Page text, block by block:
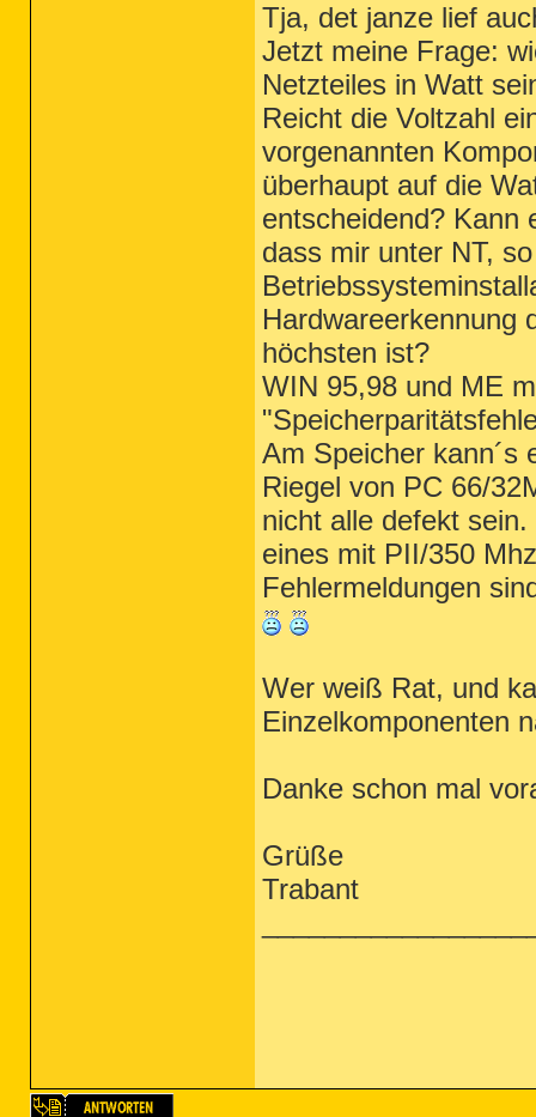
Tja, det janze lief
Jetzt meine Frage:
Netzteiles in Watt
Reicht die Voltzahl
vorgenannten
überhaupt auf die
entscheidend? Kann
dass mir unter NT,
Hardwareerkennung
höchsten ist?
WIN 95,98 und ME
Am Speicher kann´s
Riegel von PC 66/
nicht alle defekt
eines mit PII/350
Fehlermeldungen
Wer weiß Rat, und
Einzelkomponenten
Danke schon mal
Grüße
Trabant